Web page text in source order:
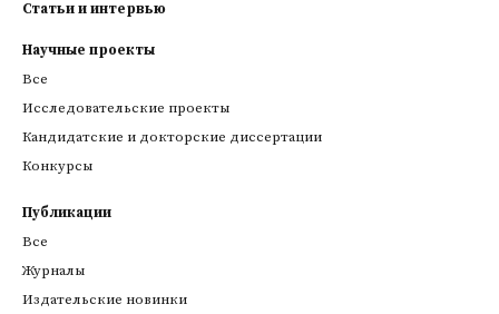
Статьи и интервью
Научные проекты
Все
Исследовательские проекты
Кандидатские и докторские диссертации
Конкурсы
Публикации
Все
Журналы
Издательские новинки